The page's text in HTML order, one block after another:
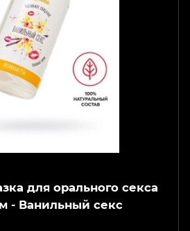
для орального секса
- Ванильный секс